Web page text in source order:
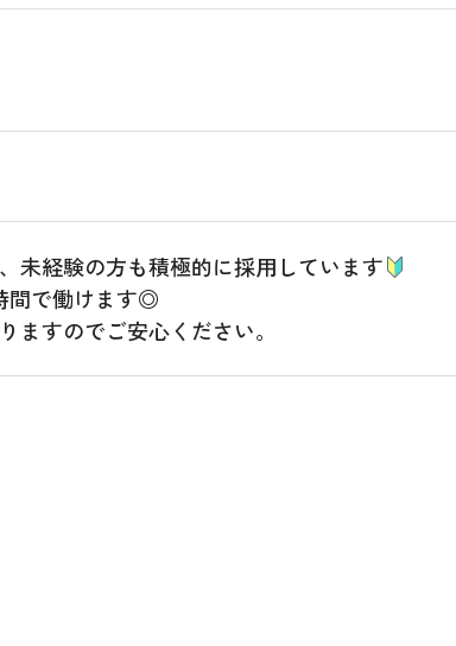
未経験の方も積極的に採用しています
間で働けます◎
ますのでご安心ください。